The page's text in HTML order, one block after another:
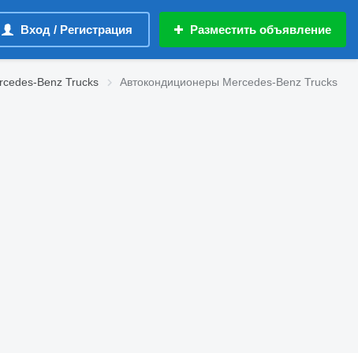
Вход / Регистрация Разместить объявление
Benz Trucks Автокондиционеры Mercedes-Benz Trucks